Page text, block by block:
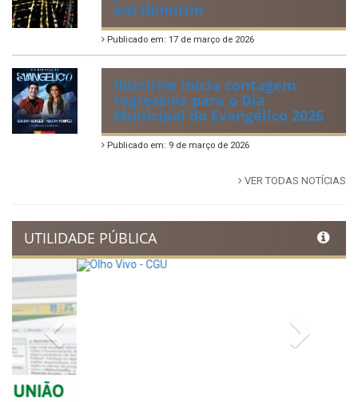
88ª Tradicional Festa de Santo
Antônio fortalece cultura,
tradição e movimenta a
economia de Ibimirim
Publicado em: 14 de junho de 2026
Dia Municipal do Evangélico
promete noite de fé e louvor
Ibimirim inicia contagem
regressiva para o Dia
Municipal do Evangélico 2026
VER TODAS NOTÍCIAS
UTILIDADE PÚBLICA